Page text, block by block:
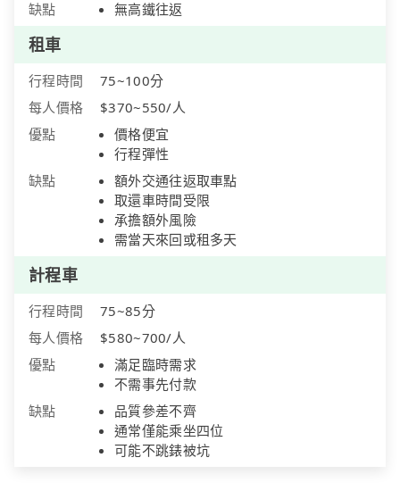
缺點
無高鐵往返
租車
行程時間
75~100分
每人價格
$370~550/人
優點
價格便宜
行程彈性
缺點
額外交通往返取車點
取還車時間受限
承擔額外風險
需當天來回或租多天
計程車
行程時間
75~85分
每人價格
$580~700/人
優點
滿足臨時需求
不需事先付款
缺點
品質參差不齊
通常僅能乘坐四位
可能不跳錶被坑